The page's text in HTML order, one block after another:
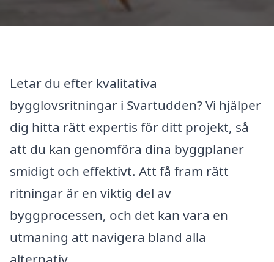
Letar du efter kvalitativa
bygglovsritningar i Svartudden? Vi hjälper
dig hitta rätt expertis för ditt projekt, så
att du kan genomföra dina byggplaner
smidigt och effektivt. Att få fram rätt
ritningar är en viktig del av
byggprocessen, och det kan vara en
utmaning att navigera bland alla